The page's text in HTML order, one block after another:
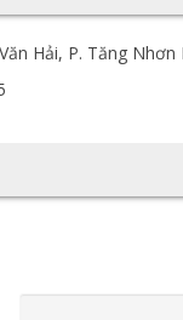
Hải, P. Tăng